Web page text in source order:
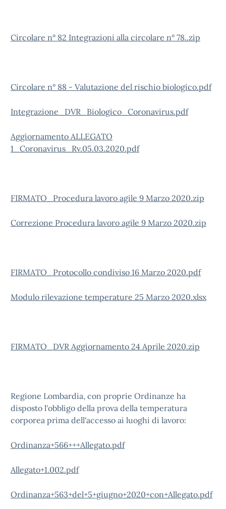
Circolare n° 82 Integrazioni alla circolare n° 78..zip
Circolare n° 88 - Valutazione del rischio biologico.pdf
Integrazione_DVR_Biologico_Coronavirus.pdf
Aggiornamento ALLEGATO
1_Coronavirus_Rv.05.03.2020.pdf
FIRMATO_Procedura lavoro agile 9 Marzo 2020.zip
Correzione Procedura lavoro agile 9 Marzo 2020.zip
FIRMATO_Protocollo condiviso 16 Marzo 2020.pdf
Modulo rilevazione temperature 25 Marzo 2020.xlsx
FIRMATO_DVR Aggiornamento 24 Aprile 2020.zip
Regione Lombardia, con proprie Ordinanze ha
disposto l'obbligo della prova della temperatura
corporea prima dell'accesso ai luoghi di lavoro:
Ordinanza+566+++Allegato.pdf
Allegato+1.002.pdf
Ordinanza+563+del+5+giugno+2020+con+Allegato.pdf